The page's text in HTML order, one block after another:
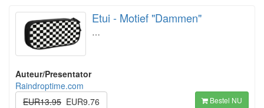
Etui - Motief "Dammen"
…
Auteur/Presentator
Raindroptime.com
EUR13.95 EUR9.76 Bestel NU